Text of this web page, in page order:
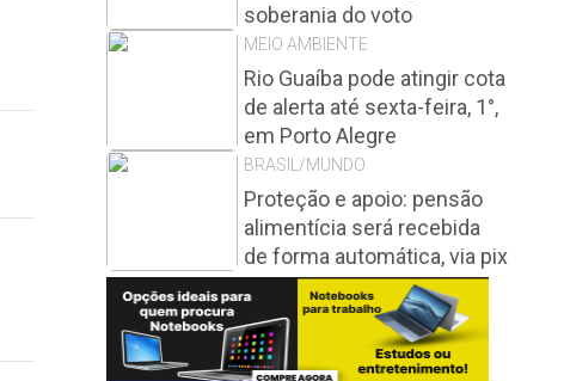
soberania do voto
MEIO AMBIENTE
Rio Guaíba pode atingir cota
de alerta até sexta-feira, 1°,
em Porto Alegre
BRASIL/MUNDO
Proteção e apoio: pensão
alimentícia será recebida
de forma automática, via pix